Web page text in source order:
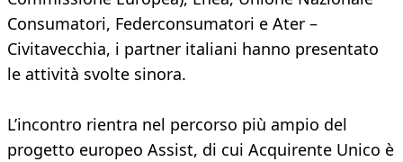
Consumatori, Federconsumatori e Ater –
Civitavecchia, i partner italiani hanno presentato
le attività svolte sinora.
L’incontro rientra nel percorso più ampio del
progetto europeo Assist, di cui Acquirente Unico è